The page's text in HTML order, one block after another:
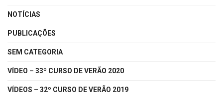
NOTÍCIAS
PUBLICAÇÕES
SEM CATEGORIA
VÍDEO – 33º CURSO DE VERÃO 2020
VÍDEOS – 32º CURSO DE VERÃO 2019